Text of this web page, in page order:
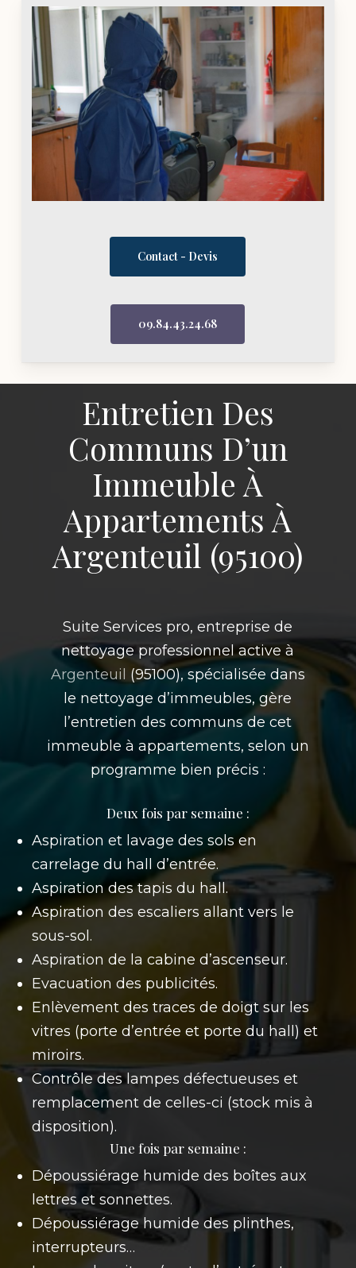
Contact - Devis
09.84.43.24.68
Entretien Des
Communs D’un
Immeuble À
Appartements À
Argenteuil (95100)
Suite Services pro, entreprise de
nettoyage professionnel active à
Argenteuil (95100), spécialisée dans
le nettoyage d’immeubles, gère
l’entretien des communs de cet
immeuble à appartements, selon un
programme bien précis :
Deux fois par semaine :
Aspiration et lavage des sols en
carrelage du hall d’entrée.
Aspiration des tapis du hall.
Aspiration des escaliers allant vers le
sous-sol.
Aspiration de la cabine d’ascenseur.
Evacuation des publicités.
Enlèvement des traces de doigt sur les
vitres (porte d’entrée et porte du hall) et
miroirs.
Contrôle des lampes défectueuses et
remplacement de celles-ci (stock mis à
disposition).
Une fois par semaine :
Dépoussiérage humide des boîtes aux
lettres et sonnettes.
Dépoussiérage humide des plinthes,
interrupteurs…